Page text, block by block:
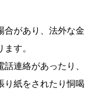
合があり、法外な金
す。
連絡があったり、
り紙をされたり恫喝